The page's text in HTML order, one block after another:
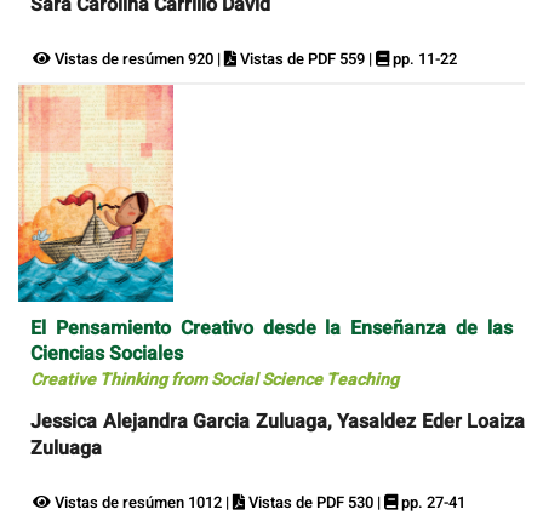
Vistas de resúmen 920 | Vistas de PDF 559 | pp. 11-22
El Pensamiento Creativo desde la Enseñanza de las
Ciencias Sociales
Creative Thinking from Social Science Teaching
Jessica Alejandra Garcia Zuluaga, Yasaldez Eder Loaiza
Zuluaga
Vistas de resúmen 1012 | Vistas de PDF 530 | pp. 27-41